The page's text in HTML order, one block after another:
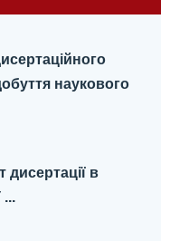
наукового
дисертації в
...